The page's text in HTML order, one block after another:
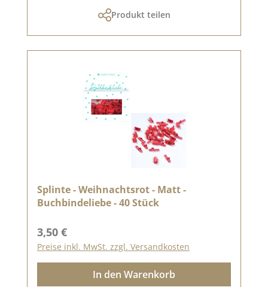
Produkt teilen
Splinte - Weihnachtsrot - Matt -
Buchbindeliebe - 40 Stück
Regulärer Preis:
3,50 €
Preise inkl. MwSt. zzgl. Versandkosten
In den Warenkorb